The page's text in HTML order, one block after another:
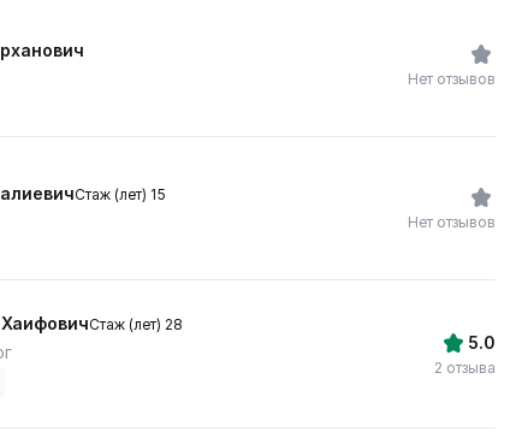
Нет отзывов
Стаж (лет) 15
Нет отзывов
Стаж (лет) 28
5.0
2 отзыва